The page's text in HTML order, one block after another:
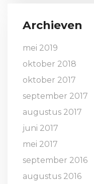
Archieven
mei 2019
oktober 2018
oktober 2017
september 2017
augustus 2017
juni 2017
mei 2017
september 2016
augustus 2016